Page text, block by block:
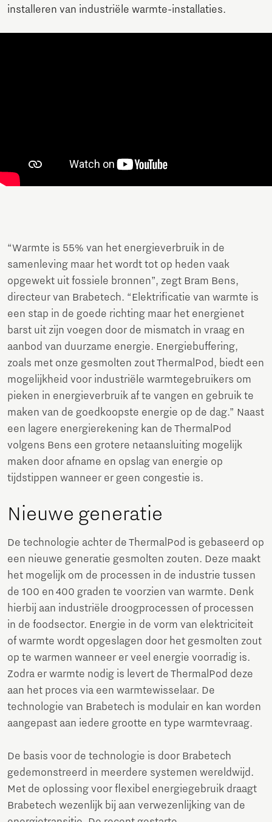
installeren van industriële warmte-installaties.
“Warmte is 55% van het energieverbruik in de
samenleving maar het wordt tot op heden vaak
opgewekt uit fossiele bronnen”, zegt Bram Bens,
directeur van Brabetech. “Elektrificatie van warmte is
een stap in de goede richting maar het energienet
barst uit zijn voegen door de mismatch in vraag en
aanbod van duurzame energie. Energiebuffering,
zoals met onze gesmolten zout ThermalPod, biedt een
mogelijkheid voor industriële warmtegebruikers om
pieken in energieverbruik af te vangen en gebruik te
maken van de goedkoopste energie op de dag.” Naast
een lagere energierekening kan de ThermalPod
volgens Bens een grotere netaansluiting mogelijk
maken door afname en opslag van energie op
tijdstippen wanneer er geen congestie is.
Nieuwe generatie
De technologie achter de ThermalPod is gebaseerd op
een nieuwe generatie gesmolten zouten. Deze maakt
het mogelijk om de processen in de industrie tussen
de 100 en 400 graden te voorzien van warmte. Denk
hierbij aan industriële droogprocessen of processen
in de foodsector. Energie in de vorm van elektriciteit
of warmte wordt opgeslagen door het gesmolten zout
op te warmen wanneer er veel energie voorradig is.
Zodra er warmte nodig is levert de ThermalPod deze
aan het proces via een warmtewisselaar. De
technologie van Brabetech is modulair en kan worden
aangepast aan iedere grootte en type warmtevraag.
De basis voor de technologie is door Brabetech
gedemonstreerd in meerdere systemen wereldwijd.
Met de oplossing voor flexibel energiegebruik draagt
Brabetech wezenlijk bij aan verwezenlijking van de